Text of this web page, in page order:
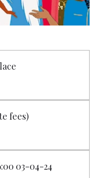
fees)
03-04-24